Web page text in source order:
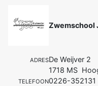
Zwemschool
ADRESDe Weijver 2
1718 MS
TELEFOON0226-352131